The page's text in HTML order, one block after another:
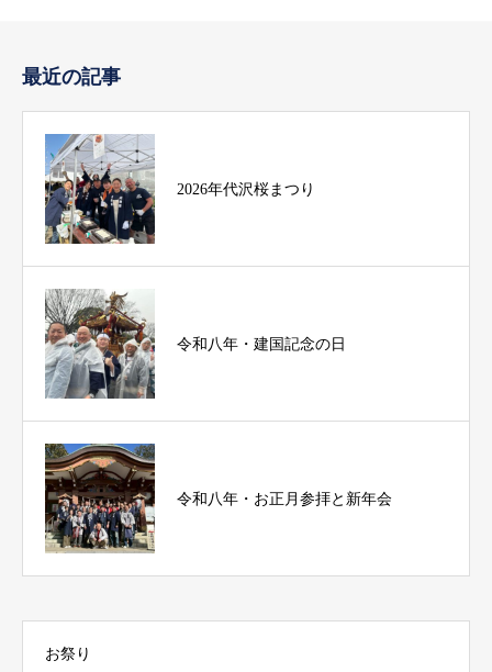
最近の記事
2026年代沢桜まつり
令和八年・建国記念の日
令和八年・お正月参拝と新年会
お祭り